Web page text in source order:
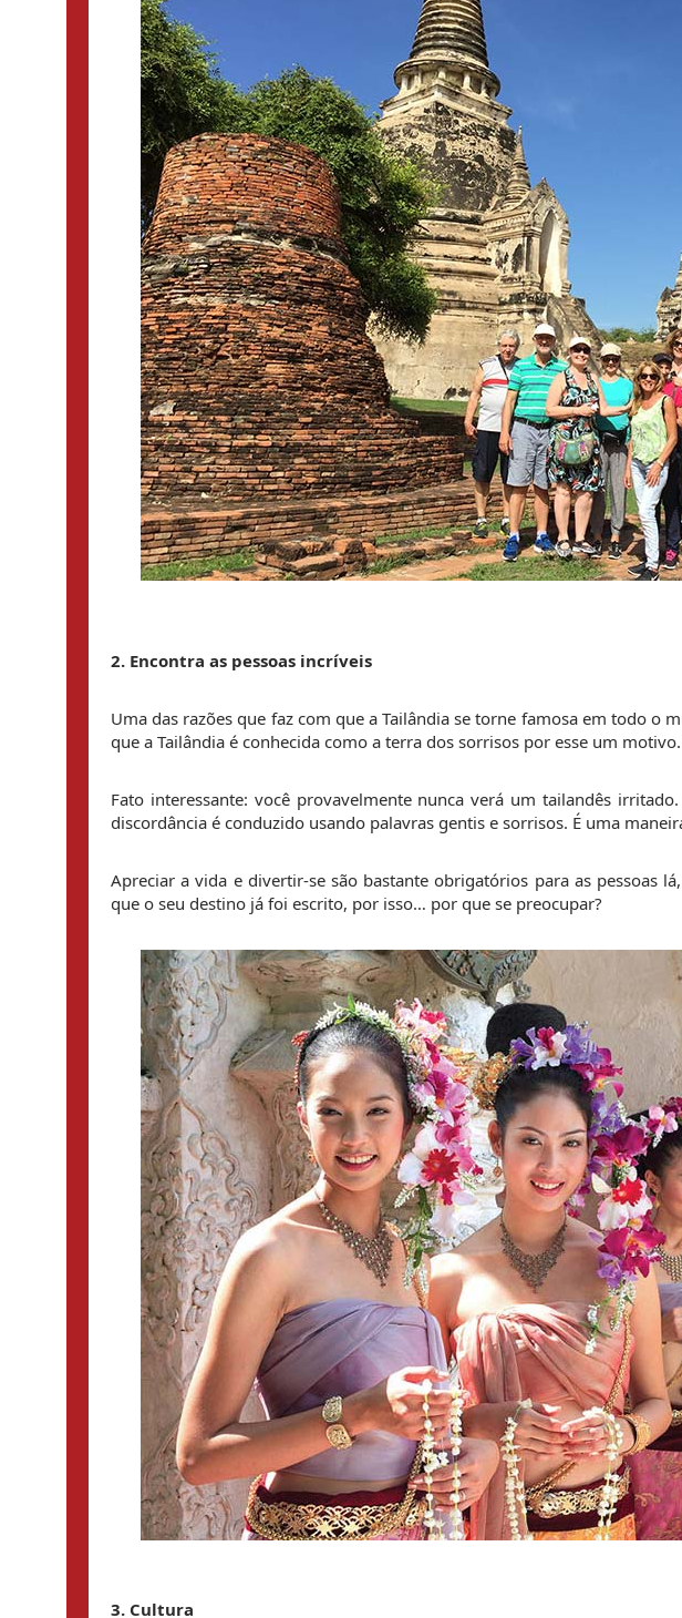
2. Encontra as pessoas incríveis
Uma das razões que faz com que a Tailândia se torne famosa em todo o
que a Tailândia é conhecida como a terra dos sorrisos por esse um motivo.
Fato interessante: você provavelmente nunca verá um tailandês
discordância é conduzido usando palavras gentis e sorrisos. É uma
Apreciar a vida e divertir-se são bastante obrigatórios para as pessoas
que o seu destino já foi escrito, por isso… por que se preocupar?
3. Cultura